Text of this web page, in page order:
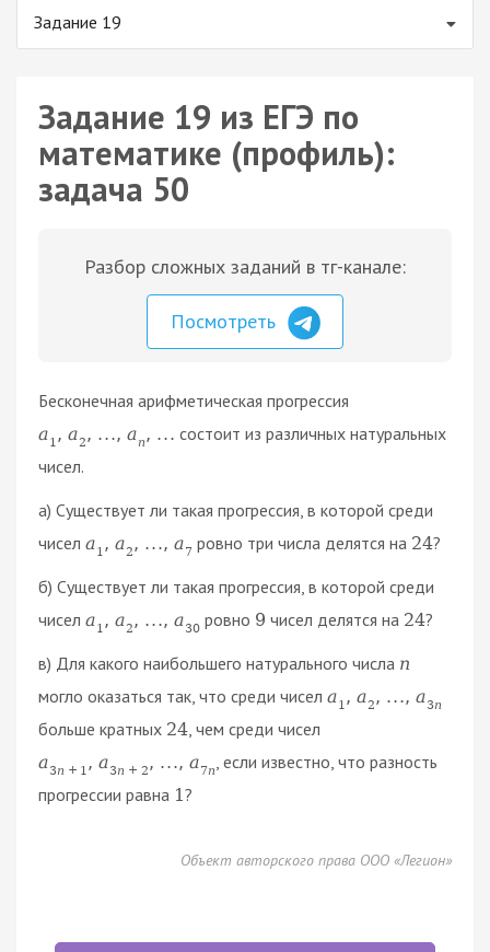
Задание 19
Задание 19 из ЕГЭ по
математике (профиль):
задача 50
Разбор сложных заданий в тг-канале:
Посмотреть
Бесконечная арифметическая прогрессия
a1 , a2 , ..., an , ... состоит из различных натуральных
чисел.
а) Существует ли такая прогрессия, в которой среди
чисел a1 , a2 , ..., a7 ровно три числа делятся на 24?
б) Существует ли такая прогрессия, в которой среди
чисел a1 , a2 , ..., a30 ровно 9 чисел делятся на 24?
в) Для какого наибольшего натурального числа n
могло оказаться так, что среди чисел a1 , a2 , ..., a3n
больше кратных 24 , чем среди чисел
a3n + 1 , a3n + 2 , ..., a7n , если известно, что разность
прогрессии равна 1 ?
Объект авторского права ООО «Легион»